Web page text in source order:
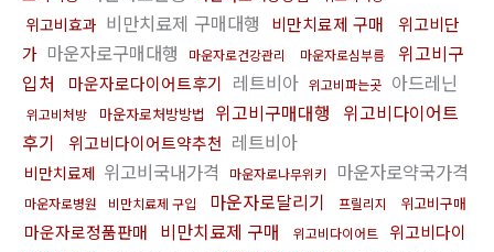
위고비효과 비만치료제 구매대행 비만치료제 구매
위고비단
가 마운자로구매대행 마운자로건강관리 마운자로심부름
위고비구
입처
마운자로다이어트후기 레트비아 위고비파는곳 아드레닌
위고비처방 마운자로처방방법 위고비구매대행 위고비다이어트
후기
위고비다이어트약추천 레트비아
비만치료제 위고비국내가격 마운자로나무위키 마운자로약국가격
마운자로병원 비만치료제 구입 마운자로달리기 프릴리지 위고비구매
마운자로정품판매 비만치료제 구매 위고비다이어트
위고비다이